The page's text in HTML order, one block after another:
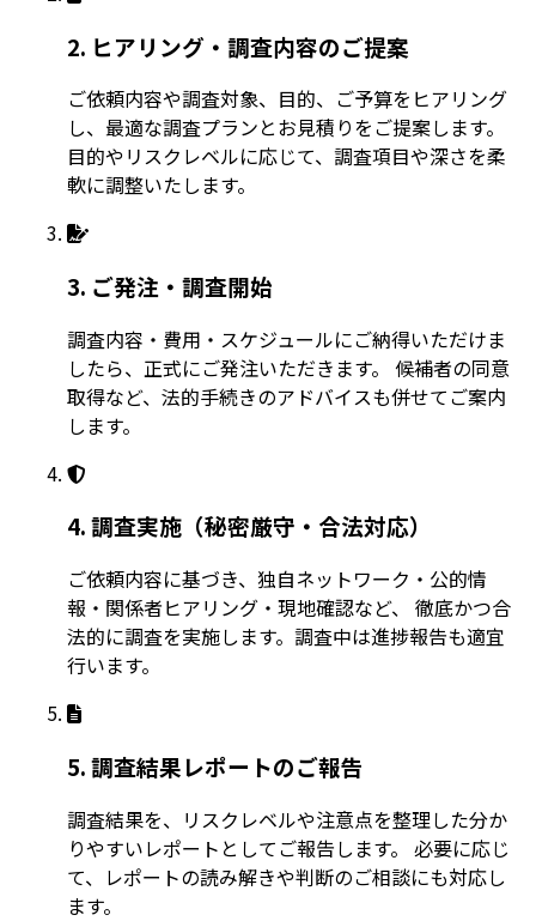
2. ヒアリング・調査内容のご提案
ご依頼内容や調査対象、目的、ご予算をヒアリング
し、最適な調査プランとお見積りをご提案します。
目的やリスクレベルに応じて、調査項目や深さを柔
軟に調整いたします。
3. ご発注・調査開始
調査内容・費用・スケジュールにご納得いただけま
したら、正式にご発注いただきます。 候補者の同意
取得など、法的手続きのアドバイスも併せてご案内
します。
4. 調査実施（秘密厳守・合法対応）
ご依頼内容に基づき、独自ネットワーク・公的情
報・関係者ヒアリング・現地確認など、 徹底かつ合
法的に調査を実施します。調査中は進捗報告も適宜
行います。
5. 調査結果レポートのご報告
調査結果を、リスクレベルや注意点を整理した分か
りやすいレポートとしてご報告します。 必要に応じ
て、レポートの読み解きや判断のご相談にも対応し
ます。